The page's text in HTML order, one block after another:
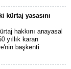
kürtaj yasasını
hakkını anayasal
yıllık kararı
başkenti